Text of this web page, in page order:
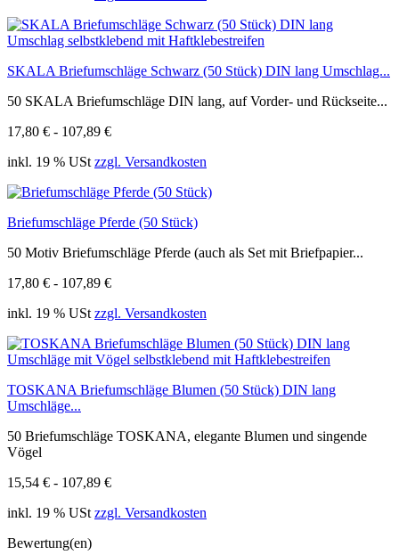
SKALA Briefumschläge Schwarz (50 Stück) DIN lang Umschlag...
50 SKALA Briefumschläge DIN lang, auf Vorder- und Rückseite...
17,80 € - 107,89 €
inkl. 19 % USt zzgl. Versandkosten
Briefumschläge Pferde (50 Stück)
50 Motiv Briefumschläge Pferde (auch als Set mit Briefpapier...
17,80 € - 107,89 €
inkl. 19 % USt zzgl. Versandkosten
TOSKANA Briefumschläge Blumen (50 Stück) DIN lang
Umschläge...
50 Briefumschläge TOSKANA, elegante Blumen und singende
Vögel
15,54 € - 107,89 €
inkl. 19 % USt zzgl. Versandkosten
Bewertung(en)